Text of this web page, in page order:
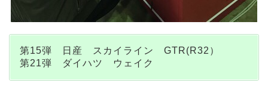
第15弾 日産 スカイライン GTR(R32）
第21弾 ダイハツ ウェイク